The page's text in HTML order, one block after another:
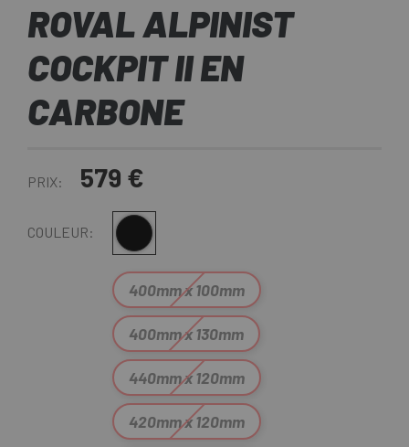
ROVAL ALPINIST
COCKPIT II EN
CARBONE
PRIX: 579 €
COULEUR:
400mm x 100mm
400mm x 130mm
440mm x 120mm
420mm x 120mm